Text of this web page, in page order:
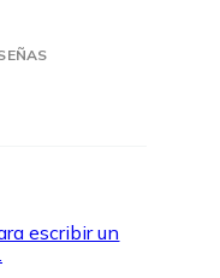
escribir un